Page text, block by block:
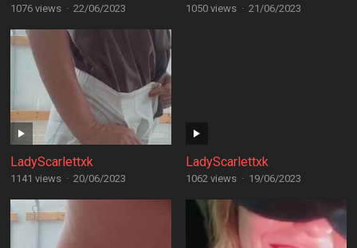
1076 views · 22/06/2023 1050 views · 21/06/2023
LadyScarlettxk
1141 views · 20/06/2023
LadyScarlettxk
1062 views · 19/06/2023